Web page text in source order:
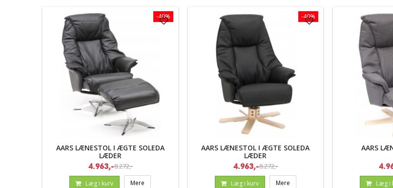
AARS LÆNESTOL I ÆGTE SOLEDA
LÆDER
4.963,-8.272,-
-40%
Læg i kurv Mere
AARS LÆNESTOL I ÆGTE SOLEDA
LÆDER
4.963,-8.272,-
-40%
Læg i kurv Mere
AARS
Læg i